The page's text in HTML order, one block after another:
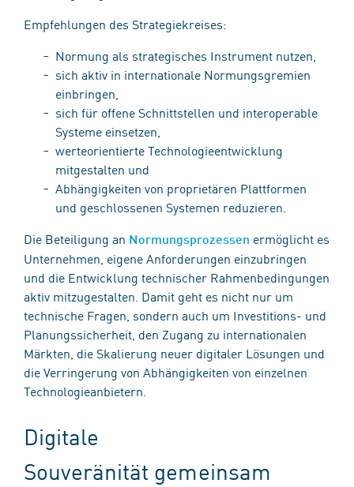
Empfehlungen des Strategiekreises:
Normung als strategisches Instrument nutzen,
sich aktiv in internationale Normungsgremien
einbringen,
sich für offene Schnittstellen und interoperable
Systeme einsetzen,
werteorientierte Technologieentwicklung
mitgestalten und
Abhängigkeiten von proprietären Plattformen
und geschlossenen Systemen reduzieren.
Die Beteiligung an Normungsprozessen ermöglicht es
Unternehmen, eigene Anforderungen einzubringen
und die Entwicklung technischer Rahmenbedingungen
aktiv mitzugestalten. Damit geht es nicht nur um
technische Fragen, sondern auch um Investitions- und
Planungssicherheit, den Zugang zu internationalen
Märkten, die Skalierung neuer digitaler Lösungen und
die Verringerung von Abhängigkeiten von einzelnen
Technologieanbietern.
Digitale
Souveränität gemeinsam